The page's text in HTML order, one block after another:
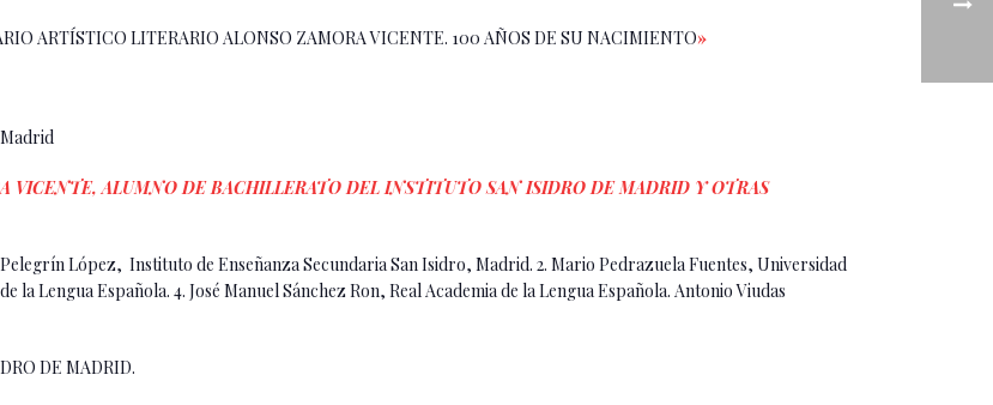
ARTÍSTICO LITERARIO ALONSO ZAMORA VICENTE. 100 AÑOS DE SU NACIMIENTO»
VICENTE, ALUMNO DE BACHILLERATO DEL INSTITUTO SAN ISIDRO DE MADRID Y OTRAS
López, Instituto de Enseñanza Secundaria San Isidro, Madrid. 2. Mario Pedrazuela Fuentes, Universidad
la Lengua Española. 4. José Manuel Sánchez Ron, Real Academia de la Lengua Española. Antonio Viudas
DE MADRID.